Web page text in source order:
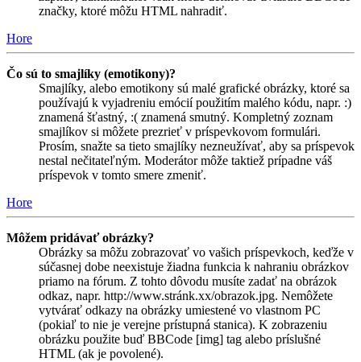
značky, ktoré môžu HTML nahradiť.
Hore
Čo sú to smajlíky (emotikony)?
Smajlíky, alebo emotikony sú malé grafické obrázky, ktoré sa
používajú k vyjadreniu emócií použitím malého kódu, napr. :)
znamená šťastný, :( znamená smutný. Kompletný zoznam
smajlíkov si môžete prezrieť v príspevkovom formulári.
Prosím, snažte sa tieto smajlíky nezneužívať, aby sa príspevok
nestal nečitateľným. Moderátor môže taktiež prípadne váš
príspevok v tomto smere zmeniť.
Hore
Môžem pridávať obrázky?
Obrázky sa môžu zobrazovať vo vašich príspevkoch, keďže v
súčasnej dobe neexistuje žiadna funkcia k nahraniu obrázkov
priamo na fórum. Z tohto dôvodu musíte zadať na obrázok
odkaz, napr. http://www.stránk.xx/obrazok.jpg. Nemôžete
vytvárať odkazy na obrázky umiestené vo vlastnom PC
(pokiaľ to nie je verejne prístupná stanica). K zobrazeniu
obrázku použite buď BBCode [img] tag alebo príslušné
HTML (ak je povolené).